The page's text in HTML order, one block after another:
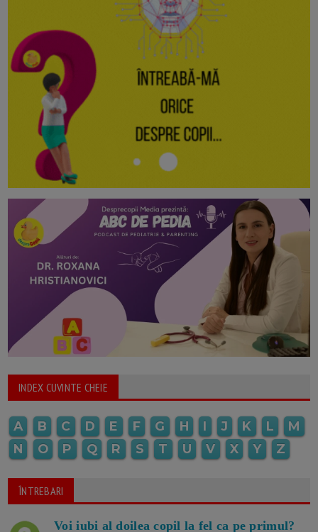
INDEX CUVINTE CHEIE
A B C D E F G H I J K L
M
N
O P Q R S T U V X Y Z
ÎNTREBARI
Voi iubi al doilea copil la fel ca pe primul?